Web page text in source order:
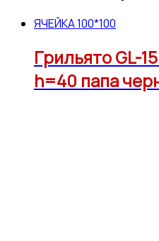
ЯЧЕЙКА 100*100
Грильято GL-
h=40 папа